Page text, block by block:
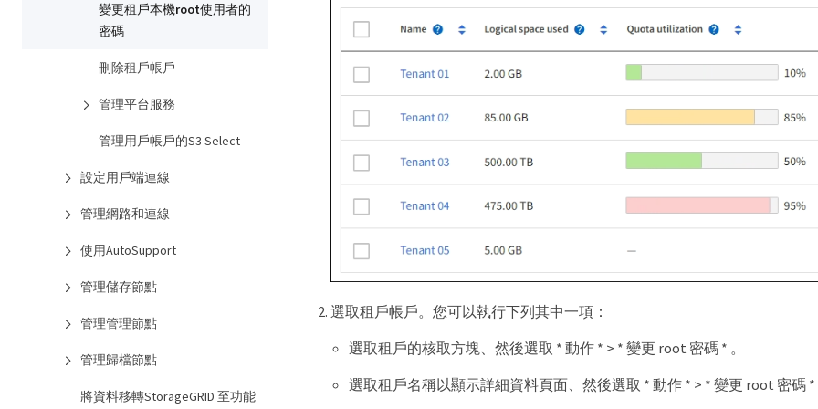
變更租戶本機root使用者的
密碼
刪除租戶帳戶
管理平台服務
管理用戶帳戶的S3 Select
設定用戶端連線
管理網路和連線
使用AutoSupport
管理儲存節點
管理管理節點
管理歸檔節點
將資料移轉StorageGRID 至功能
選取租戶帳戶。您可以執行下列其中一項：
選取租戶的核取方塊、然後選取 * 動作 * > * 變更 root 密碼 * 。
選取租戶名稱以顯示詳細資料頁面、然後選取 * 動作 * > * 變更 root 密碼 *